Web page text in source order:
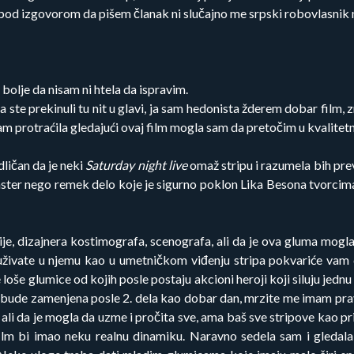
izgovorom da pišem članak ni slučajno me srpski robovlasnik
da nisam ni htela da ispravim.
prekinuli tu nit u glavi, ja sam hedonista žderem dobar film,
protraćila gledajući ovaj film mogla sam da pretočim u
da je neki Saturday night liveomaž stripu i razumela bih
nego remek delo koje je sigurno poklon Lika Besona
dizajnera kostimografa, scenografa, ali da je ova gluma
u njemu kao u umetničkom viđenju stripa pokvariće
glumice od kojih posle postaju akcioni heroji koji siluju
zamenjena posle 2. dela kao dobar dan, mrzite me imam
da je mogla da uzme i pročita sve, ama baš sve stripove kao
bi imao neku realnu dinamiku. Naravno sedela sam i